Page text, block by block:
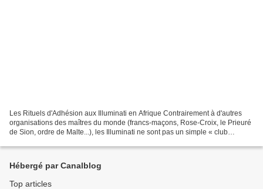
Les Rituels d'Adhésion aux Illuminati en Afrique Contrairement à d'autres
organisations des maîtres du monde (francs-maçons, Rose-Croix, le Prieuré
de Sion, ordre de Malte...), les Illuminati ne sont pas un simple « club
Hébergé par Canalblog
Top articles